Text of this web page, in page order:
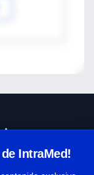
IntraMed!